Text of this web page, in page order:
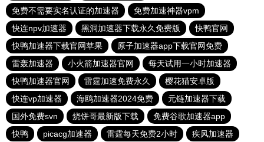
免费不需要实名认证的加速器
免费加速神器vpm
快连npv加速器
黑洞加速器下载永久免费版
快鸭官网
快鸭加速器下载官网苹果
原子加速器app下载官网免费
雷轰加速器
小火箭加速器官网
每天试用一小时加速器
快鸭加速器官网
雷霆加速免费永久
樱花猫安卓版
快连vp加速器
海鸥加速器2024免费
元链加速器下载
国外免费svn
烧饼哥最新版下载
免费谷歌加速器app
快鸭
picacg加速器 雷霆每天免费2小时 疾风加速器